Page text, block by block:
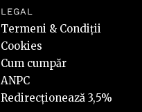
LEGAL
Termeni & Condiții
Cookies
Cum cumpăr
ANPC
Redirecționează 3,5%